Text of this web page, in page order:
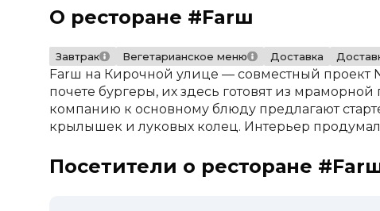
О ресторане #Farш
Завтрак Вегетарианское меню Доставка
Farш на Кирочной улице — совместный проект
почете бургеры, их здесь готовят из
компанию к основному блюду предлагают
крылышек и луковых колец. Интерьер
Посетители о ресторане